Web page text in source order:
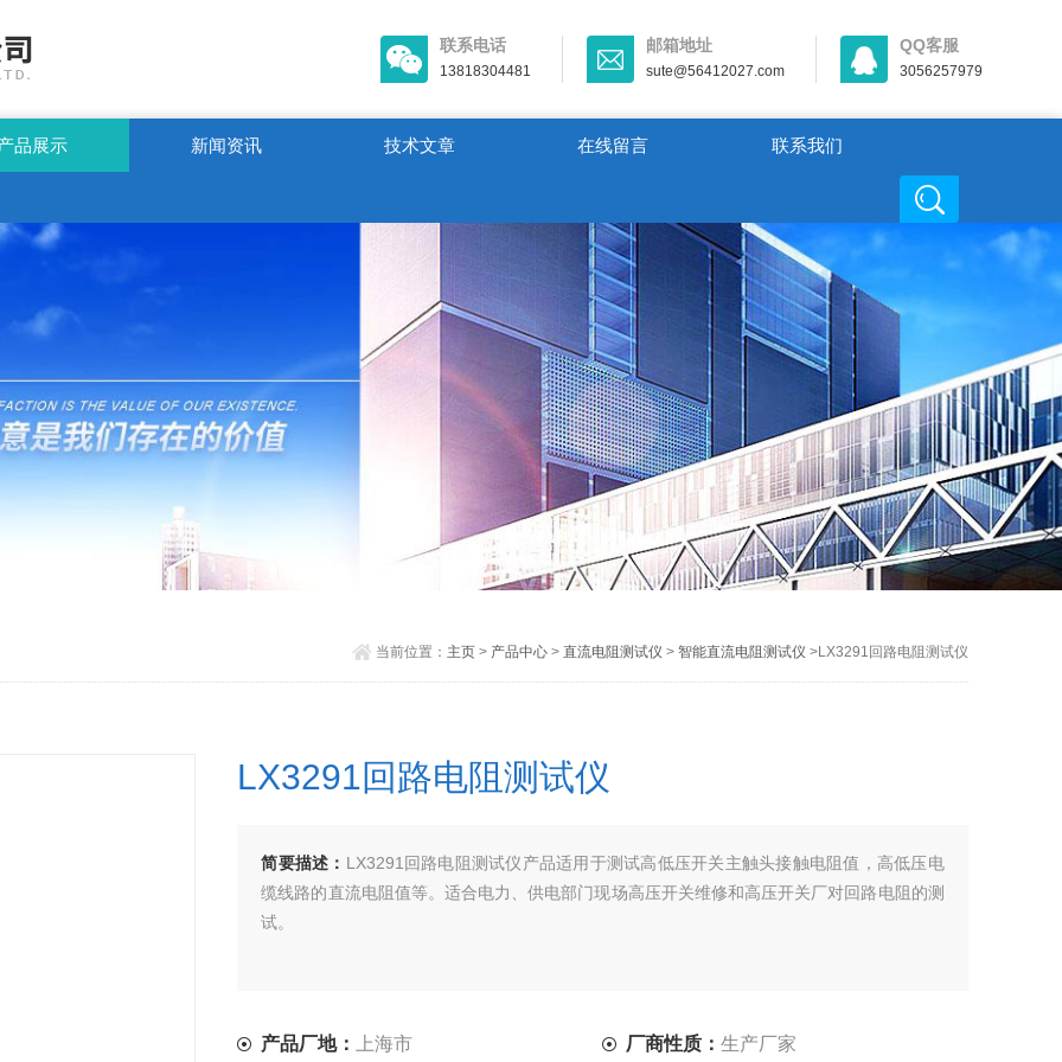
联系电话
13818304481
邮箱地址
sute@56412027.com
QQ客服
3056257979
品展示 新闻资讯 技术文章 在线留言 联系我们
当前位置： 主页> 产品中心> 直流电阻测试仪 > 智能直流电阻测试仪 >LX3291回路电阻测试仪
LX3291回路电阻测试仪
简要描述： LX3291回路电阻测试仪产品适用于测试高低压开关主触头接触电阻值，高低压电
缆线路的直流电阻值等。适合电力、供电部门现场高压开关维修和高压开关厂对回路电阻的测
试。
产品厂地： 上海市 厂商性质：生产厂家